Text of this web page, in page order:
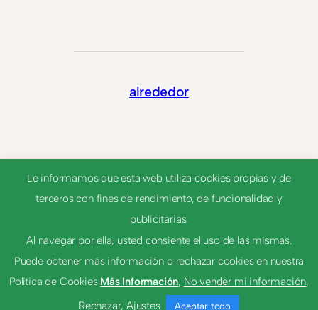
alrededor
© 2023 Tema porAnders Norén
Le informamos que esta web utiliza cookies propias y de
terceros con fines de rendimiento, de funcionalidad y
publicitarias.
Al navegar por ella, usted consiente el uso de las mismas.
Puede obtener más información o rechazar cookies en nuestra
Política de Cookies Más Información, No vender mi información,
Rechazar, Ajustes Aceptar todo